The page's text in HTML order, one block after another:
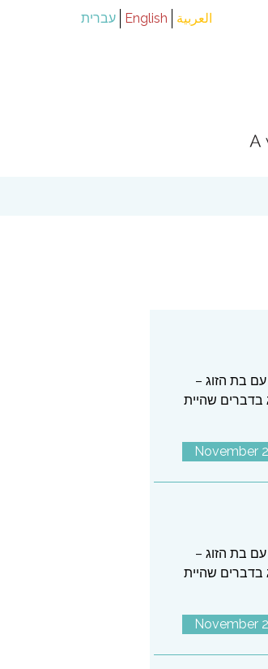
العربية English עברית
עם בת הזוג –
שהיית
November
עם בת הזוג –
שהיית
November